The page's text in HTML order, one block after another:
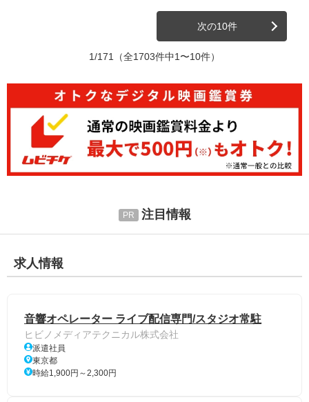
次の10件
1/171 （全1703件中1〜10件）
注目情報
求人情報
音響オペレーター ライブ配信専門/スタジオ常駐
ヒビノメディアテクニカル株式会社
派遣社員
東京都
時給1,900円～2,300円